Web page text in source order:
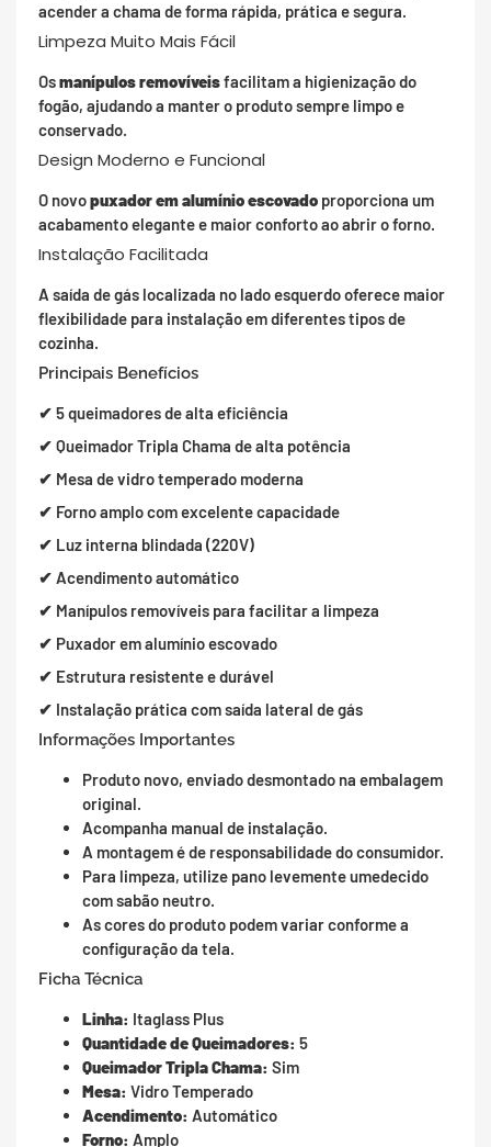
acender a chama de forma rápida, prática e segura.
Limpeza Muito Mais Fácil
Osmanípulos removíveisfacilitam a higienização do
fogão, ajudando a manter o produto sempre limpo e
conservado.
Design Moderno e Funcional
O novopuxador em alumínio escovado proporciona um
acabamento elegante e maior conforto ao abrir o forno.
Instalação Facilitada
A saída de gás localizada no lado esquerdo oferece maior
flexibilidade para instalação em diferentes tipos de
cozinha.
Principais Benefícios
✔ 5 queimadores de alta eficiência
✔ Queimador Tripla Chama de alta potência
✔ Mesa de vidro temperado moderna
✔ Forno amplo com excelente capacidade
✔ Luz interna blindada (220V)
✔ Acendimento automático
✔ Manípulos removíveis para facilitar a limpeza
✔ Puxador em alumínio escovado
✔ Estrutura resistente e durável
✔ Instalação prática com saída lateral de gás
Informações Importantes
Produto novo, enviado desmontado na embalagem
original.
Acompanha manual de instalação.
A montagem é de responsabilidade do consumidor.
Para limpeza, utilize pano levemente umedecido
com sabão neutro.
As cores do produto podem variar conforme a
configuração da tela.
Ficha Técnica
Linha: Itaglass Plus
Quantidade de Queimadores: 5
Queimador Tripla Chama: Sim
Mesa: Vidro Temperado
Acendimento: Automático
Forno: Amplo